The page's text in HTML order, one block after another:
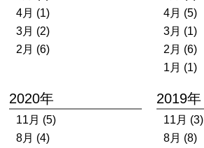
4月 (1)
3月 (2)
2月 (6)
4月 (5)
3月 (1)
2月 (6)
1月 (1)
2020年
11月 (5)
8月 (4)
2019年
11月 (3)
8月 (8)